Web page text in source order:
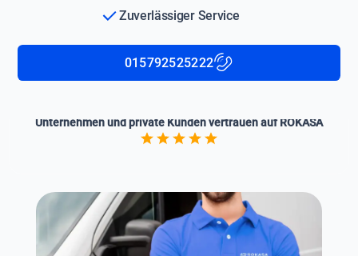
Zuverlässiger Service
015792525222
Unternehmen und private Kunden vertrauen auf ROKASA